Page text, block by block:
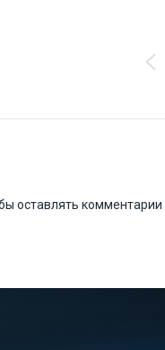
оставлять комментарии